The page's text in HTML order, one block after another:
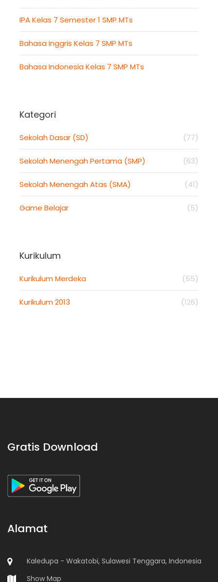
IPA Kelas 7 Semester 1 SMP MTs
Bahasa Inggris Kelas 7 SMP MTs
Bahasa Indonesia Kelas 7 SMP MTs
Kategori
Sekolah Dasar (SD) (77)
Sekolah Menengah Pertama (SMP) (63)
Sekolah Menengah Atas (SMA) (41)
Game Belajar (5)
Kurikulum
Kurikulum Merdeka (55)
Kurikulum 2013 (126)
Gratis Download
Alamat
Kaledupa - Wakatobi, Sulawesi Tenggara, Indonesia
Show Map